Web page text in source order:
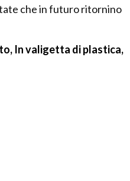
che in futuro ritornino
In valigetta di plastica,